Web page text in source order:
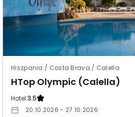
Hiszpania / Costa Brava / Calella
HTop Olympic (Calella)
Hotel:3.5
20.10.2026 - 27.10.2026